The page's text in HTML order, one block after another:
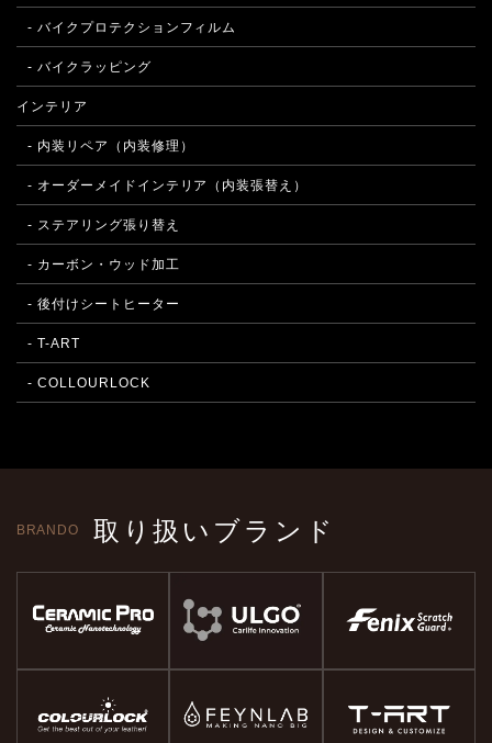
- バイクプロテクションフィルム
- バイクラッピング
インテリア
- 内装リペア（内装修理）
- オーダーメイドインテリア（内装張替え）
- ステアリング張り替え
- カーボン・ウッド加工
- 後付けシートヒーター
- T-ART
- COLLOURLOCK
BRANDO 取り扱いブランド